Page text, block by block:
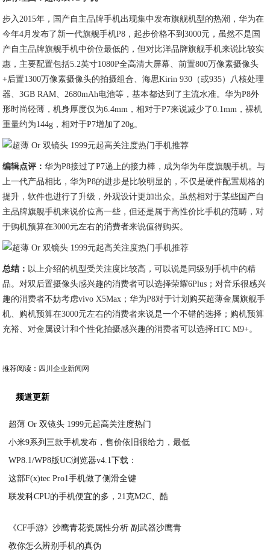
步入2015年，国产自主品牌手机出现集中发布旗舰机型的热潮，华为在
今年4月发布了新一代旗舰手机P8，起步价格不到3000元，虽然不是国
产自主品牌旗舰手机中价位最低的，但对比洋品牌旗舰手机来说比较实
惠，主要配置包括5.2英寸1080P全高清大屏幕、前置800万像素摄像头
+后置1300万像素摄像头的拍摄组合、海思Kirin 930（或935）八核处理
器、3GB RAM、2680mAh电池等，基本都达到了主流水准。华为P8外
形时尚轻薄，机身厚度仅为6.4mm，相对于P7来说减少了0.1mm，裸机
重量约为144g，相对于P7增加了20g。
编辑点评：华为P8接过了P7递上的接力棒，成为华为年度旗舰手机。与
上一代产品相比，华为P8的进步是比较明显的，不仅是硬件配置规格的
提升，软件也进行了升级，外观设计更加出众。虽然相对于某些国产自
主品牌旗舰手机来说价位高一些，但还是属于高性价比手机的范畴，对
于购机预算在3000元左右的消费者来说值得购买。
总结： 以上介绍的机型受关注度比较高，可以说是同级别手机中的精
品。对双后置摄像头感兴趣的消费者可以选择荣耀6Plus；对音乐很感兴
趣的消费者不妨考虑vivo X5Max；华为P8对于计划购买超薄金属旗舰手
机、购机预算在3000元左右的消费者来说是一个不错的选择；购机预算
充裕、对金属设计和个性化拍摄感兴趣的消费者可以选择HTC M9+。
推荐阅读： 四川企业新闻网
频道更新
超薄 Or 双镜头 1999元起高关注度热门
小米9系列三款手机发布，售价依旧很给力，最低
WP8.1/WP8版UC浏览器v4.1下载：
这部F(x)tec Pro1手机做了侧滑全键
联发科CPU的手机便宜的多，21克M2C、酷
《CF手游》沙鹰青花瓷属性分析 副武器沙鹰青
教你怎么辨别手机的真伪